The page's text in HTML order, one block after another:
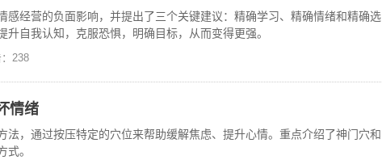
感经营的负面影响，并提出了三个关键建议：精确学习、精确情绪和精确选
自我认知，克服恐惧，明确目标，从而变得更强。
：238
情绪
法，通过按压特定的穴位来帮助缓解焦虑、提升心情。重点介绍了神门穴和
式。